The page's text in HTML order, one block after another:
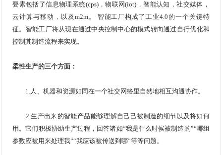
要素包括了信息物理系统(cps)，物联网(iot)，智能认知，社交媒体，
云计算与移动，以及m2m。 智能工厂构成了工业4.0的一个关键特
征。智能工厂将从现在通过中央控制中⼼的模式转向通过自行优化和
控制其制造流程来实现。
柔性生产的三个方面：
1.人、机器和资源如同在一个社交网络里自然地相互沟通协作。
2.生产出来的智能产品能够理解自⼰己被制造的细节以及将如何
用。它们积极协助生产过程，回答诸如“我是什么时候被制造的”“哪组
参数应被用来处理我”“我应该被传送到哪”等等问题。